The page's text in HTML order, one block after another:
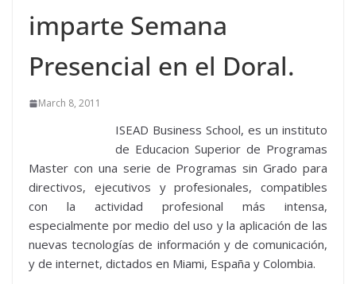
imparte Semana
Presencial en el Doral.
March 8, 2011
ISEAD Business School, es un instituto
de Educacion Superior de Programas
Master con una serie de Programas sin Grado para
directivos, ejecutivos y profesionales, compatibles
con la actividad profesional más intensa,
especialmente por medio del uso y la aplicación de las
nuevas tecnologías de información y de comunicación,
y de internet, dictados en Miami, España y Colombia.